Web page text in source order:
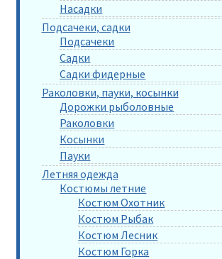
Насадки
Подсачеки, садки
Подсачеки
Садки
Садки фидерные
Раколовки, пауки, косынки
Дорожки рыболовные
Раколовки
Косынки
Пауки
Летняя одежда
Костюмы летние
Костюм Охотник
Костюм Рыбак
Костюм Лесник
Костюм Горка